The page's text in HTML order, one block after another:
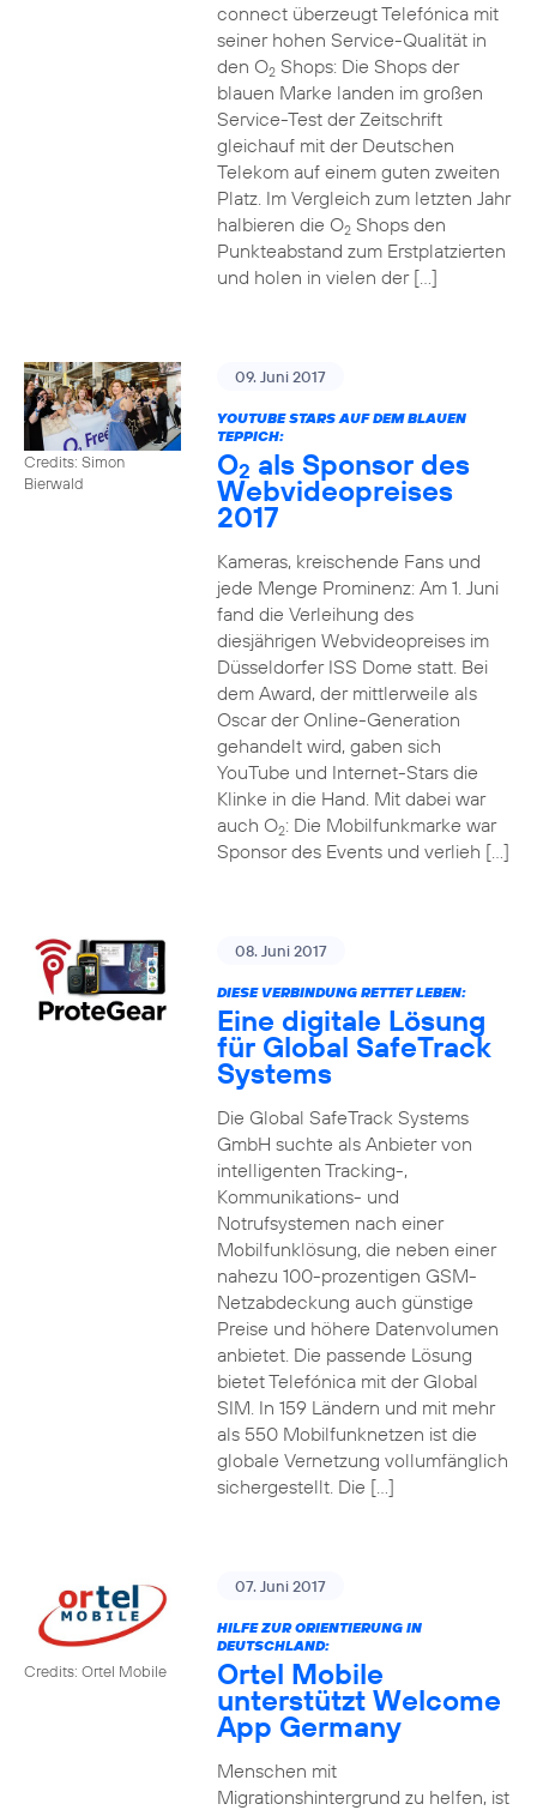
connect überzeugt Telefónica mit
seiner hohen Service-Qualität in
den O2Shops: Die Shops der
blauen Marke landen im großen
Service-Test der Zeitschrift
gleichauf mit der Deutschen
Telekom auf einem guten zweiten
Platz. Im Vergleich zum letzten Jahr
halbieren die O2Shops den
Punkteabstand zum Erstplatzierten
und holen in vielen der […]
Credits: Simon
Bierwald
09. Juni 2017
YOUTUBE STARS AUF DEM BLAUEN
TEPPICH:
O2 als Sponsor des
Webvideopreises
2017
Kameras, kreischende Fans und
jede Menge Prominenz: Am 1. Juni
fand die Verleihung des
diesjährigen Webvideopreises im
Düsseldorfer ISS Dome statt. Bei
dem Award, der mittlerweile als
Oscar der Online-Generation
gehandelt wird, gaben sich
YouTube und Internet-Stars die
Klinke in die Hand. Mit dabei war
auch O2: Die Mobilfunkmarke war
Sponsor des Events und verlieh […]
08. Juni 2017
DIESE VERBINDUNG RETTET LEBEN:
Eine digitale Lösung
für Global SafeTrack
Systems
Die Global SafeTrack Systems
GmbH suchte als Anbieter von
intelligenten Tracking-,
Kommunikations- und
Notrufsystemen nach einer
Mobilfunklösung, die neben einer
nahezu 100-prozentigen GSM-
Netzabdeckung auch günstige
Preise und höhere Datenvolumen
anbietet. Die passende Lösung
bietet Telefónica mit der Global
SIM. In 159 Ländern und mit mehr
als 550 Mobilfunknetzen ist die
globale Vernetzung vollumfänglich
sichergestellt. Die […]
Credits: Ortel Mobile
07. Juni 2017
HILFE ZUR ORIENTIERUNG IN
DEUTSCHLAND:
Ortel Mobile
unterstützt Welcome
App Germany
Menschen mit
Migrationshintergrund zu helfen, ist